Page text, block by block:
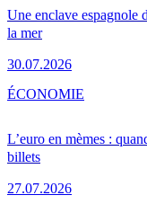
Une enclave espagnole
la mer
30.07.2026
L’euro en mèmes :
billets
27.07.2026
ÉCONOMIE